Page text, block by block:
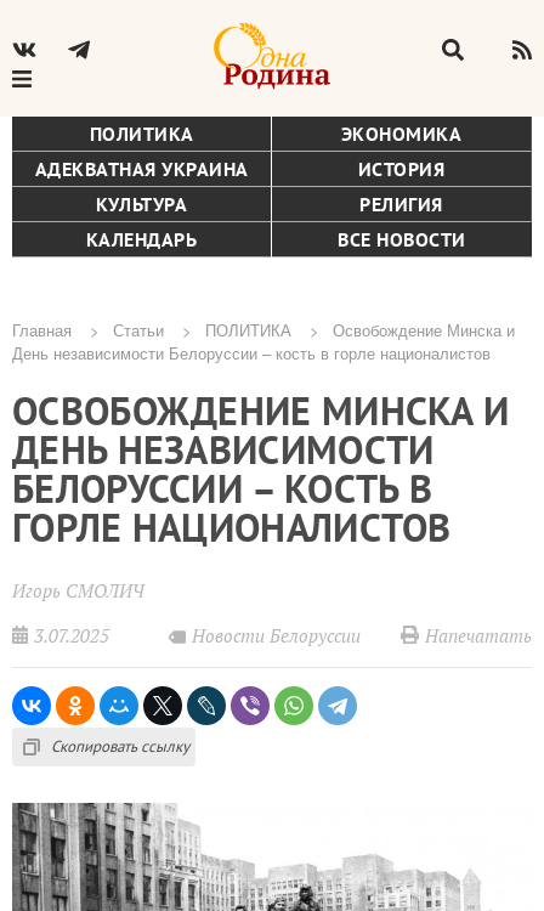
ПОЛИТИКА
ЭКОНОМИКА
АДЕКВАТНАЯ УКРАИНА
ИСТОРИЯ
КУЛЬТУРА
РЕЛИГИЯ
КАЛЕНДАРЬ
ВСЕ НОВОСТИ
Строка
навигации
Главная Статьи ПОЛИТИКА
Освобождение Минска и
День независимости Белоруссии – кость в горле националистов
ОСВОБОЖДЕНИЕ МИНСКА И
ДЕНЬ НЕЗАВИСИМОСТИ
БЕЛОРУССИИ – КОСТЬ В
ГОРЛЕ НАЦИОНАЛИСТОВ
Игорь СМОЛИЧ
3.07.2025
Новости Белоруссии Напечатать
Скопировать ссылку